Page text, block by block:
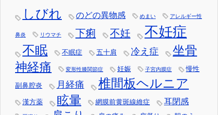
しびれ のどの異物感 めまい アレルギー性
鼻炎 リウマチ 下痢 不妊 不妊症
不眠 不眠症 五十肩 冷え症
坐骨
神経痛
変形性膝関節症 妊娠 子宮内膜症 慢性
副鼻腔炎 月経痛 椎間板ヘルニア
漢方薬 眩暈 網膜前黄斑線維症 耳閉感